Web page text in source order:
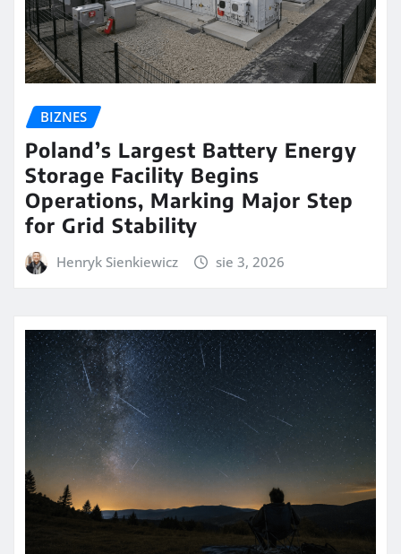
BIZNES
Poland’s Largest Battery Energy
Storage Facility Begins
Operations, Marking Major Step
for Grid Stability
Henryk Sienkiewicz sie 3, 2026